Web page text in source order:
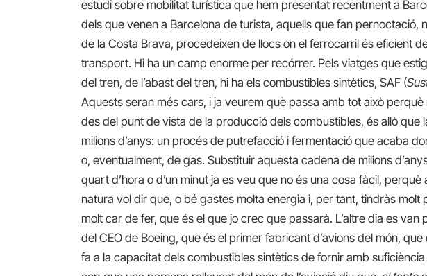
estudi sobre mobilitat turística que hem presentat recentment a
dels que venen a Barcelona de turista, aquells que fan pernoctació,
de la Costa Brava, procedeixen de llocs on el ferrocarril és eficient
transport. Hi ha un camp enorme per recórrer. Pels viatges que
del tren, de l’abast del tren, hi ha els combustibles sintètics, SAF (
Aquests seran més cars, i ja veurem què passa amb tot això perquè
des del punt de vista de la producció dels combustibles, és allò que
milions d’anys: un procés de putrefacció i fermentació que acaba
o, eventualment, de gas. Substituir aquesta cadena de milions
quart d’hora o d’un minut ja es veu que no és una cosa fàcil, perquè
natura vol dir que, o bé gastes molta energia i, per tant, tindràs molt
molt car de fer, que és el que jo crec que passarà. L’altre dia es
del CEO de Boeing, que és el primer fabricant d’avions del món,
fa a la capacitat dels combustibles sintètics de fornir amb